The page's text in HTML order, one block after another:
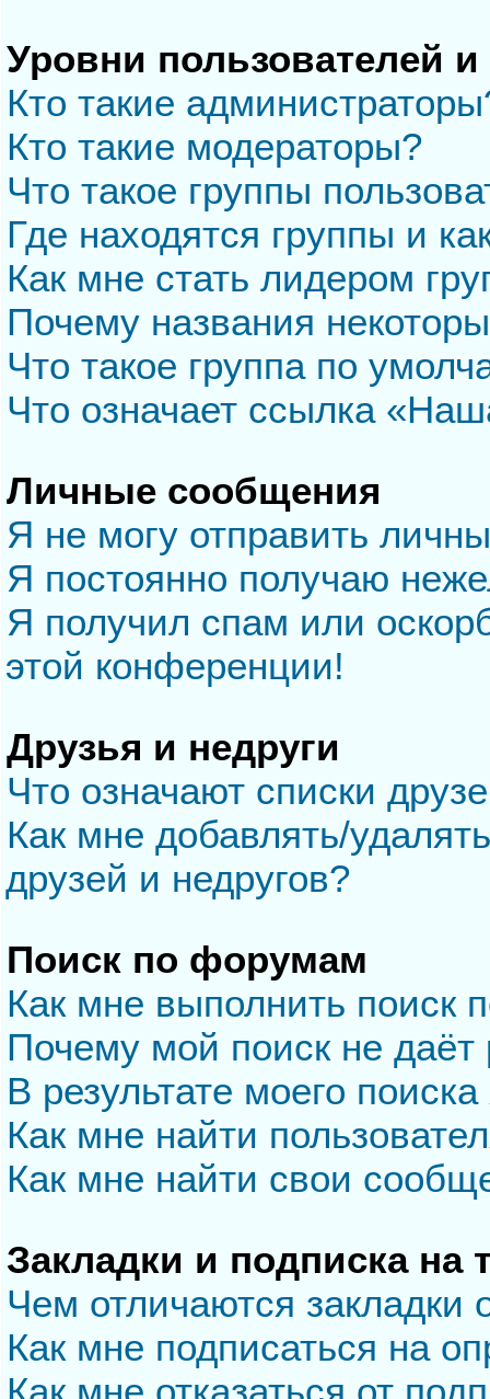
Уровни пользователей
Кто такие
Кто такие модераторы?
Что такое группы
Где находятся группы и
Как мне стать лидером
Почему названия
Что такое группа по
Что означает ссылка
Личные сообщения
Я не могу отправить
Я постоянно получаю
Я получил спам или
этой конференции!
Друзья и недруги
Что означают списки
Как мне добавлять/
друзей и недругов?
Поиск по форумам
Как мне выполнить
Почему мой поиск не даёт
В результате моего
Как мне найти
Как мне найти свои
Закладки и подписка на
Чем отличаются закладки
Как мне подписаться на